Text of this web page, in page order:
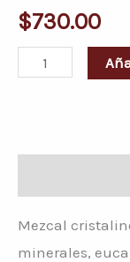
$730.00
Mezcal
minerales,